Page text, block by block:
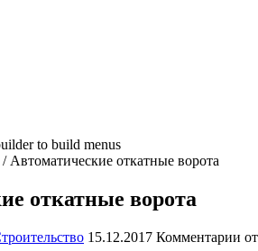
to build menus
/ Автоматические откатные ворота
откатные ворота
15.12.2017 Комментарии к